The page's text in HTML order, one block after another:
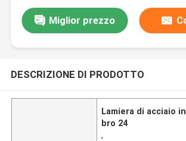
Miglior prezzo
DESCRIZIONE DI PRODOTTO
Lamiera di acciaio
bro 24
,